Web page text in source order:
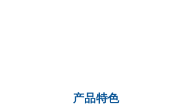
产品特色